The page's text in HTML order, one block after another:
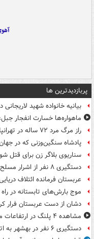
پربازدیدترین ها
بیانیه خانواده شهید
ماهواره‌ها خسارت انفجار
راز مرگ مرد ۷۲ ساله در تهرانپارس فاش شد
پادشاه سنگین‌وزنی که در
سناریوی بلاگر زن برای قتل
دستگیری ۸ نفر از اشرار مسلح شاخص و مرتبطین گروهک های تروریستی
عربستان فرمانده ائتلاف
موج بارش‌های تابستانه در راه ۱۱ استان
دشان از دست عربستان فرار
مشاهده ۴ پلنگ در ارتفاعات میناب
دستگیری ۶ نفر در بهشهر به اتهام تشویش اذهان عمومی